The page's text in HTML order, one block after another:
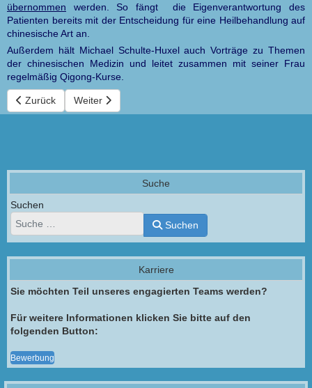
übernommen werden. So fängt die Eigenverantwortung des
Patienten bereits mit der Entscheidung für eine Heilbehandlung auf
chinesische Art an.
Außerdem hält Michael Schulte-Huxel auch Vorträge zu Themen
der chinesischen Medizin und leitet zusammen mit seiner Frau
regelmäßig Qigong-Kurse.
Vorheriger Beitrag: Schmerztherapie
Zurück Nächster Beitrag: Akupunktur
Weiter
Suche
Suchen
Suchen
Karriere
Sie möchten Teil unseres engagierten Teams werden?
Für weitere Informationen klicken Sie bitte auf den
folgenden Button:
Bewerbung